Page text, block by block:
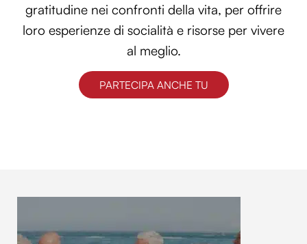
gratitudine nei confronti della vita, per offrire
loro esperienze di socialità e risorse per vivere
al meglio.
PARTECIPA ANCHE TU